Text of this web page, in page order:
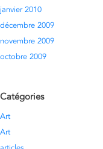
janvier 2010
décembre 2009
novembre 2009
octobre 2009
Catégories
Art
Art